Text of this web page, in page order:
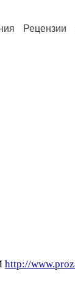
Рецензии
http://